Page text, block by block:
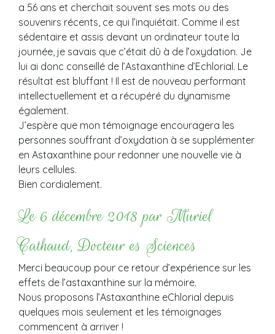
a 56 ans et cherchait souvent ses mots ou des
souvenirs récents, ce qui l’inquiétait. Comme il est
sédentaire et assis devant un ordinateur toute la
journée, je savais que c’était dû à de l’oxydation. Je
lui ai donc conseillé de l’Astaxanthine d’Echlorial. Le
résultat est bluffant ! Il est de nouveau performant
intellectuellement et a récupéré du dynamisme
également.
J’espère que mon témoignage encouragera les
personnes souffrant d’oxydation à se supplémenter
en Astaxanthine pour redonner une nouvelle vie à
leurs cellules.
Bien cordialement.
Le 6 décembre 2018 par Muriel
Cathaud, Docteur es Sciences
Merci beaucoup pour ce retour d’expérience sur les
effets de l’astaxanthine sur la mémoire.
Nous proposons l’Astaxanthine eChlorial depuis
quelques mois seulement et les témoignages
commencent à arriver !